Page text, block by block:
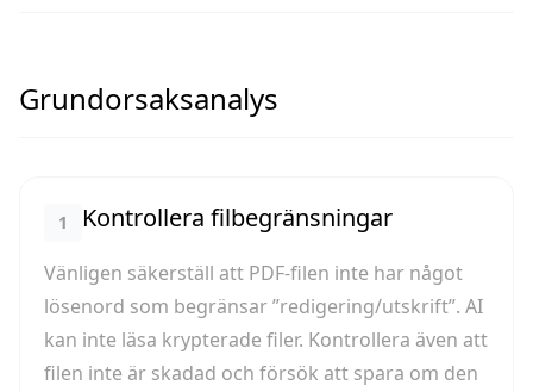
Grundorsaksanalys
1 Kontrollera filbegränsningar
Vänligen säkerställ att PDF-filen inte har något
lösenord som begränsar ”redigering/utskrift”. AI
kan inte läsa krypterade filer. Kontrollera även att
filen inte är skadad och försök att spara om den